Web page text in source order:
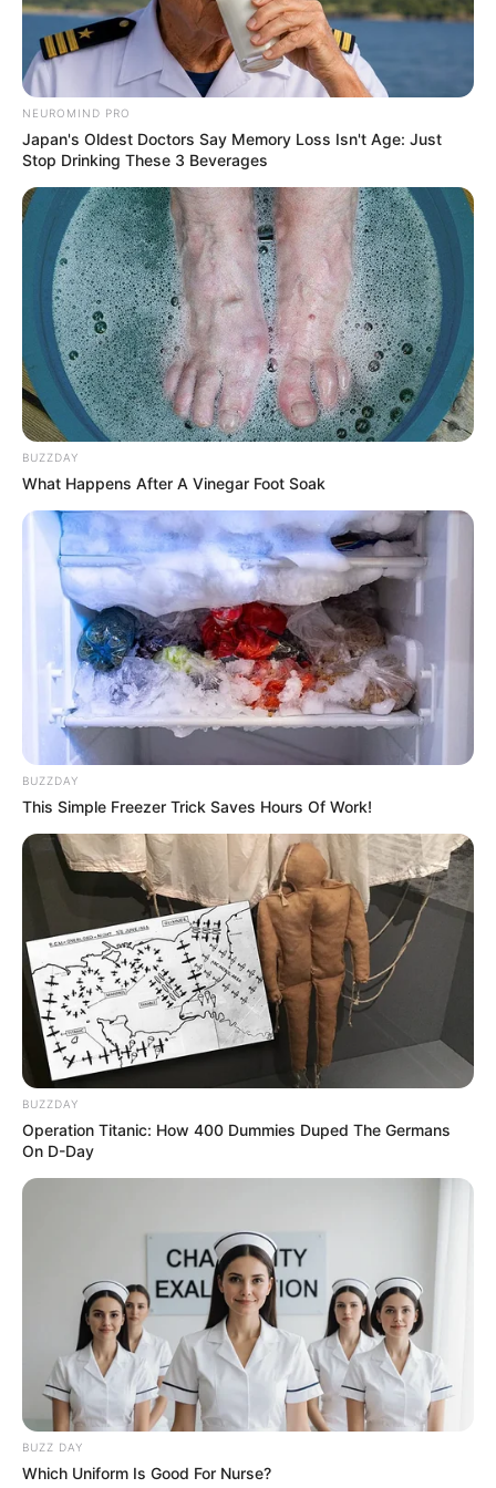
The Ghost Doctor
- /10 (- Votes)
Mulai 4 Januari 2022, drama Korea berjudul The Ghost
resmi tayang di iQIYI Indonesia.
Drama ini juga tayang di tvN dengan mengisi slot pada hari Senin
dan Selasa pukul 22:30 KST dengan menggantikan drama Secret
Royal Inspector & Joy
NEUROMIND PRO
Japan's Oldest Doctors Say Memory Loss Isn't Age: Just
Stop Drinking These 3 Beverages
BUZZDAY
What Happens After A Vinegar Foot Soak
BUZZDAY
This Simple Freezer Trick Saves Hours Of Work!
BUZZDAY
Operation Titanic: How 400 Dummies Duped The Germans
On D-Day
BUZZ DAY
Which Uniform Is Good For Nurse?